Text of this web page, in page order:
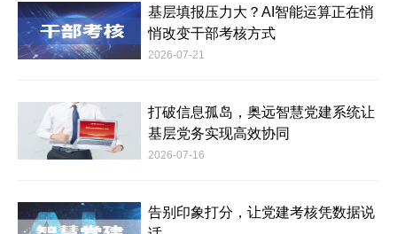
基层填报压力大？AI智能运算正在悄
悄改变干部考核方式
2026-07-21
打破信息孤岛，奥远智慧党建系统让
基层党务实现高效协同
2026-07-16
告别印象打分，让党建考核凭数据说